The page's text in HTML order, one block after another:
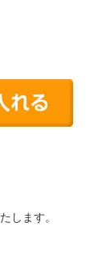
します。